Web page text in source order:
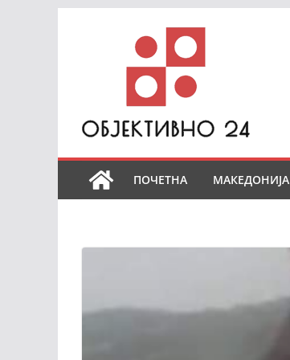
ПОЧЕТНА МАКЕДОНИЈА